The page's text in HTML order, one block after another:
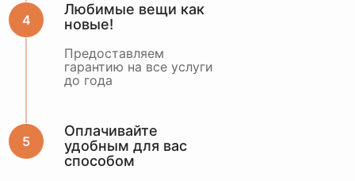
Любимые вещи как
новые!
Предоставляем
гарантию на все услуги
до года
Оплачивайте
удобным для вас
способом